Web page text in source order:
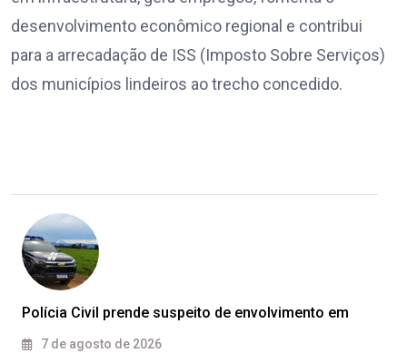
desenvolvimento econômico regional e contribui
para a arrecadação de ISS (Imposto Sobre Serviços)
dos municípios lindeiros ao trecho concedido.
Polícia Civil prende suspeito de envolvimento em
7 de agosto de 2026